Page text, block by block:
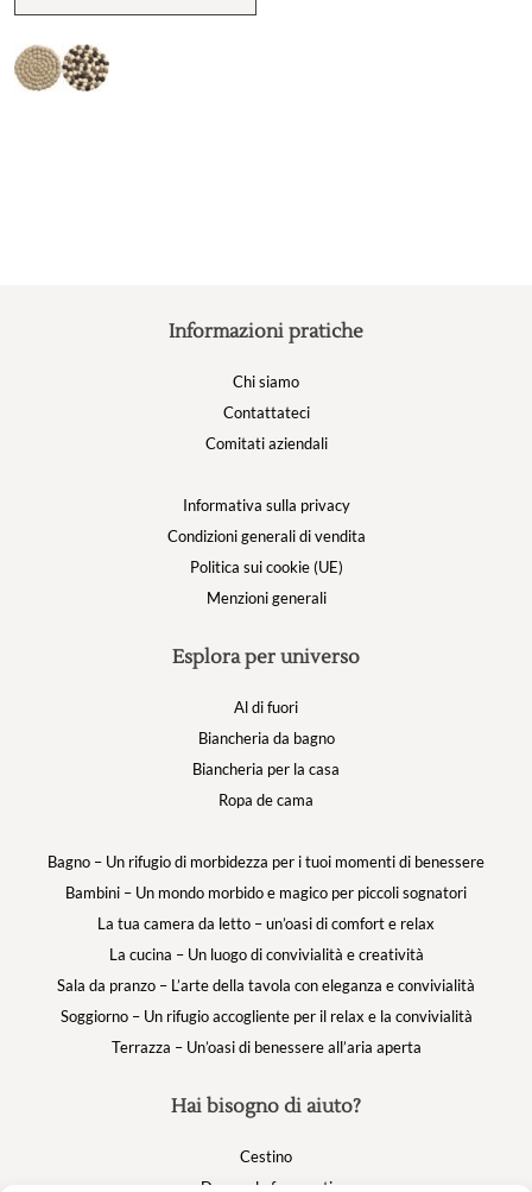
ha
Hai bisogno di aiuto?
Cestino
Domande frequenti
Informazioni pratiche
Chi siamo
Contattateci
Comitati aziendali
Informativa sulla privacy
Condizioni generali di vendita
Politica sui cookie (UE)
Menzioni generali
Esplora per universo
Al di fuori
Biancheria da bagno
Biancheria per la casa
Ropa de cama
Bagno – Un rifugio di morbidezza per i tuoi momenti di benessere
Bambini – Un mondo morbido e magico per piccoli sognatori
La tua camera da letto – un’oasi di comfort e relax
La cucina – Un luogo di convivialità e creatività
Sala da pranzo – L’arte della tavola con eleganza e convivialità
Soggiorno – Un rifugio accogliente per il relax e la convivialità
Terrazza – Un’oasi di benessere all’aria aperta